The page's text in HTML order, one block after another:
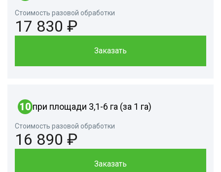
Стоимость разовой обработки
17 830 ₽
Заказать
10 при площади 3,1-6 га (за 1 га)
Стоимость разовой обработки
16 890 ₽
Заказать